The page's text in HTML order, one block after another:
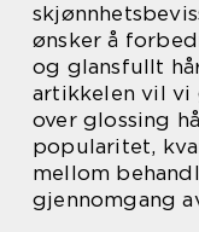
ønsker å
og glansfullt
artikkelen vil vi
over glossing
popularitet,
mellom
gjennomgang